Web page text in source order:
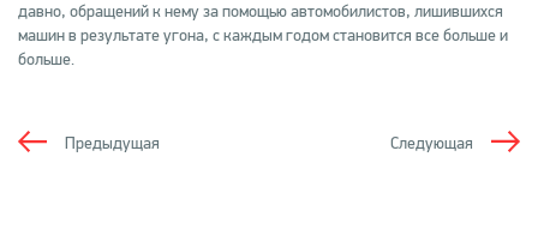
давно, обращений к нему за помощью автомобилистов, лишившихся
машин в результате угона, с каждым годом становится все больше и
больше.
Следующая
Предыдущая